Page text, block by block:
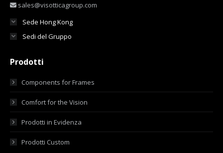
sales@visotticagroup.com
Sede Hong Kong
Sedi del Gruppo
Prodotti
Components for Frames
Comfort for the Vision
Prodotti in Evidenza
Prodotti Custom